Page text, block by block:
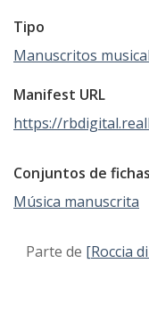
Tipo
Manuscritos
Manifest URL
https://
Conjuntos de fichas
Música manuscrita
Parte de [Roccia